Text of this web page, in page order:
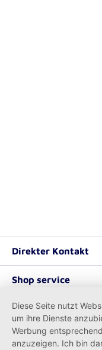
Direkter Kontakt
Shop service
Informationen
Diese Seite nutzt
um ihre Dienste
Werbung
anzuzeigen. Ich bin